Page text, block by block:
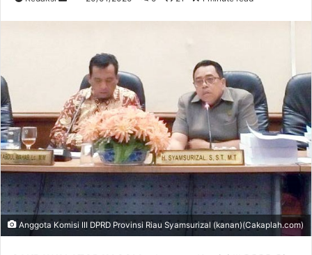
Anggota Komisi III DPRD Provinsi Riau Syamsurizal (kanan)(Cakaplah.com)